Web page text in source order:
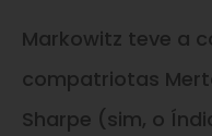
Markowitz teve a
compatriotas
Sharpe (sim, o